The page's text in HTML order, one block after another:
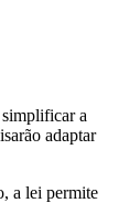
a
adaptar
a lei permite